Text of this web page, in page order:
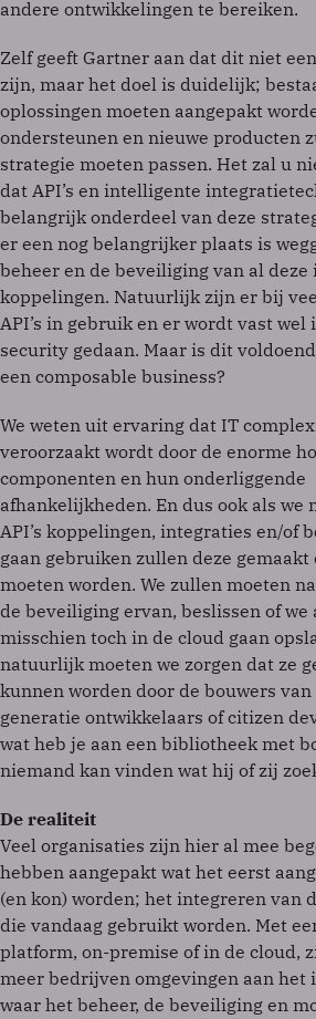
andere ontwikkelingen te bereiken.
Zelf geeft Gartner aan dat dit niet
zijn, maar het doel is duidelijk;
oplossingen moeten aangepakt
ondersteunen en nieuwe producten
strategie moeten passen. Het zal u
dat API’s en intelligente
belangrijk onderdeel van deze
er een nog belangrijker plaats is
beheer en de beveiliging van al
koppelingen. Natuurlijk zijn er bij
API’s in gebruik en er wordt vast wel
security gedaan. Maar is dit
een composable business?
We weten uit ervaring dat IT
veroorzaakt wordt door de enorme
componenten en hun onderliggende
afhankelijkheden. En dus ook als we
API’s koppelingen, integraties en/of
gaan gebruiken zullen deze gemaakt
moeten worden. We zullen moeten
de beveiliging ervan, beslissen of we
misschien toch in de cloud gaan
natuurlijk moeten we zorgen dat ze
kunnen worden door de bouwers van
generatie ontwikkelaars of citizen
wat heb je aan een bibliotheek met
niemand kan vinden wat hij of zij
De realiteit
Veel organisaties zijn hier al mee
hebben aangepakt wat het eerst
(en kon) worden; het integreren van
die vandaag gebruikt worden. Met
platform, on-premise of in de cloud,
meer bedrijven omgevingen aan het
waar het beheer, de beveiliging en